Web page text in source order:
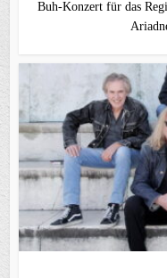
Buh-Konzert für das